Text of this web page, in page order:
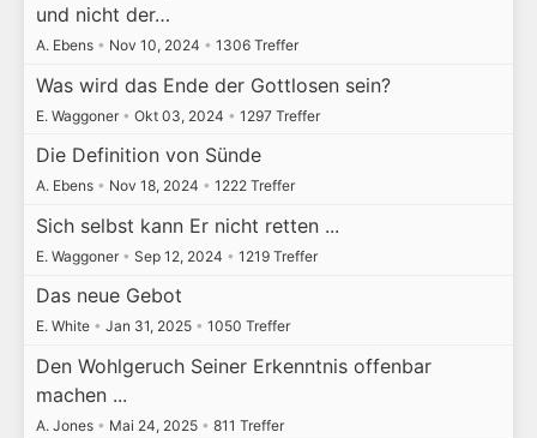
und nicht der…
A. Ebens • Nov 10, 2024 • 1306 Treffer
Was wird das Ende der Gottlosen sein?
E. Waggoner • Okt 03, 2024 • 1297 Treffer
Die Definition von Sünde
A. Ebens • Nov 18, 2024 • 1222 Treffer
Sich selbst kann Er nicht retten ...
E. Waggoner • Sep 12, 2024 • 1219 Treffer
Das neue Gebot
E. White • Jan 31, 2025 • 1050 Treffer
Den Wohlgeruch Seiner Erkenntnis offenbar
machen ...
A. Jones • Mai 24, 2025 • 811 Treffer